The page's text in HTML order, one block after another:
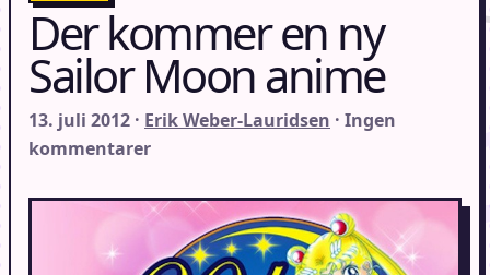
Der kommer en ny
Sailor Moon anime
13. juli 2012 · Erik Weber-Lauridsen · Ingen
kommentarer